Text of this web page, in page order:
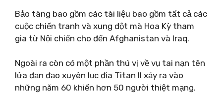
Bảo tàng bao gồm các tài liệu bao gồm tất cả các
cuộc chiến tranh và xung đột mà Hoa Kỳ tham
gia từ Nội chiến cho đến Afghanistan và Iraq.
Ngoài ra còn có một phần thú vị về vụ tai nạn tên
lửa đạn đạo xuyên lục địa Titan II xảy ra vào
những năm 60 khiến hơn 50 người thiệt mạng.